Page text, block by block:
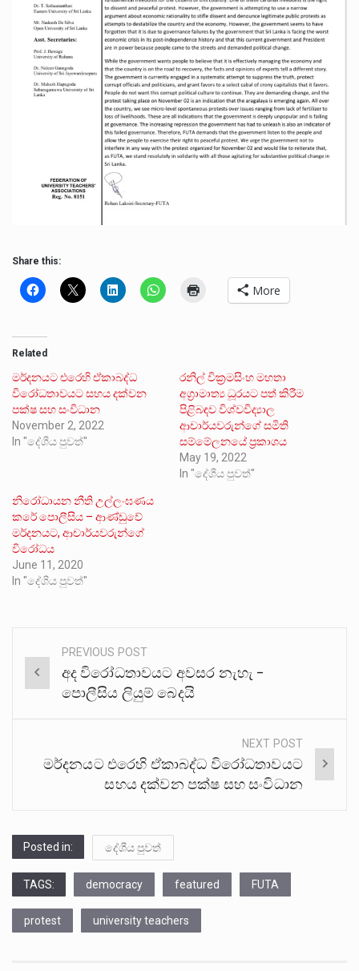
Share this:
More
Related
මර්දනයට එරෙහි ඒකාබද්ධ
විරෝධතාවයට සහය දක්වන
පක්ෂ සහ සංවිධාන
November 2, 2022
In "දේශීය පුවත්"
රනිල් වික්‍රමසිංහ මහතා
අග්‍රාමාත්‍ය ධූරයට පත් කිරීම
පිළිබඳව විශ්වවිද්‍යාල
ආචාර්යවරුන්ගේ සමිති
සම්මේලනයේ ප්‍රකාශය
May 19, 2022
In "දේශීය පුවත්"
නිරෝධායන නීති උල්ලංඝණය
කරේ පොලීසිය – ආණ්ඩුවේ
මර්දනයට, ආචාර්යවරුන්ගේ
විරෝධය
June 11, 2020
In "දේශීය පුවත්"
Post
navigation
PREVIOUS POST
අද විරෝධතාවයට අවසර නැහැ –
පොලීසිය ලියුම් බෙදයි
NEXT POST
මර්දනයට එරෙහි ඒකාබද්ධ විරෝධතාවයට
සහය දක්වන පක්ෂ සහ සංවිධාන
Posted in: දේශීය පුවත්
TAGS: democracy featured FUTA
protest university teachers